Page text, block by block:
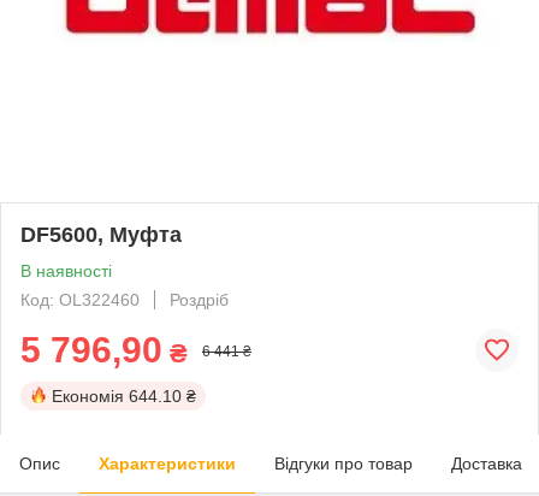
DF5600, Муфта
В наявності
Код: OL322460
Роздріб
5 796,90 ₴ 6 441 ₴
Економія 644.10 ₴
Опис Характеристики Відгуки про товар Доставка